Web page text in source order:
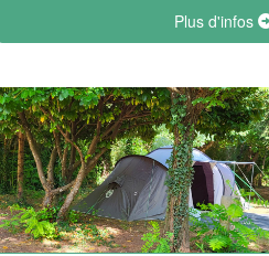
des Chênes et des Arbousiers.
Plus d'infos